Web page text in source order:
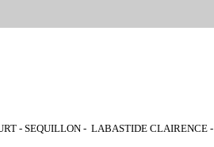
- SEQUILLON - LABASTIDE CLAIRENCE -